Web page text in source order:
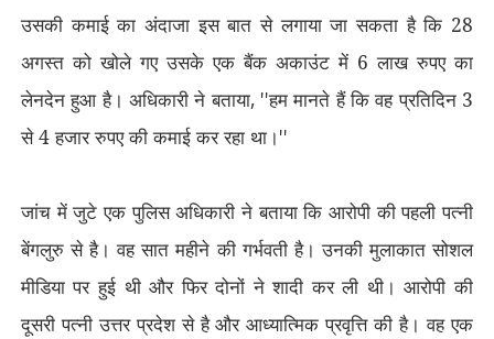
उसकी कमाई का अंदाजा इस बात से लगाया जा सकता है कि 28
अगस्त को खोले गए उसके एक बैंक अकाउंट में 6 लाख रुपए का
लेनदेन हुआ है। अधिकारी ने बताया, ''हम मानते हैं कि वह प्रतिदिन 3
से 4 हजार रुपए की कमाई कर रहा था।''
जांच में जुटे एक पुलिस अधिकारी ने बताया कि आरोपी की पहली पत्नी
बेंगलुरु से है। वह सात महीने की गर्भवती है। उनकी मुलाकात सोशल
मीडिया पर हुई थी और फिर दोनों ने शादी कर ली थी। आरोपी की
दूसरी पत्नी उत्तर प्रदेश से है और आध्यात्मिक प्रवृत्ति की है। वह एक